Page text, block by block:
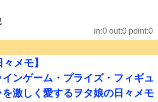
in:0 out:0 point:0
メモ】
ンゲーム・プライズ・フィギュ
を激しく愛するヲタ娘の日々メモ